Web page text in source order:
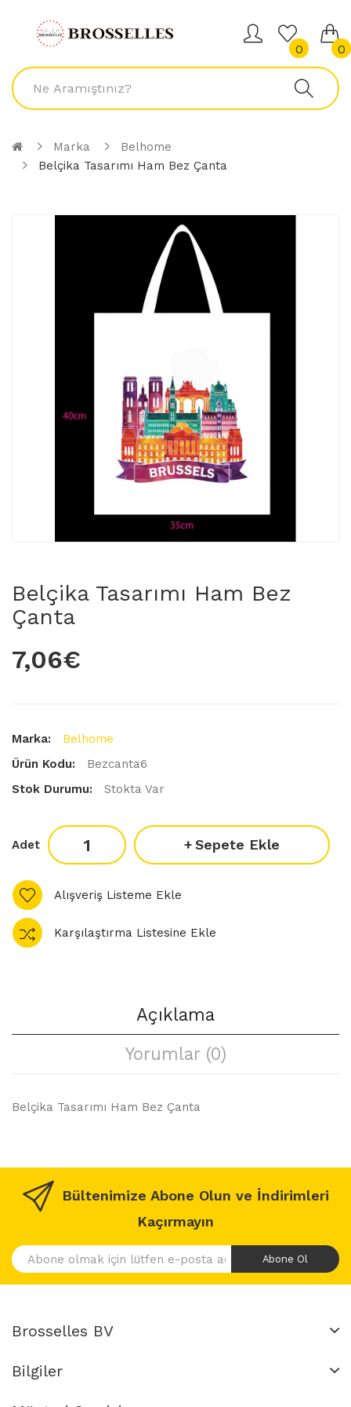
0 0
Marka
Belhome
Belçika Tasarımı Ham Bez Çanta
Belçika Tasarımı Ham Bez
Çanta
7,06€
Marka:
Belhome
Ürün Kodu:
Bezcanta6
Stok Durumu:
Stokta Var
Adet Sepete Ekle
Alışveriş Listeme Ekle
Karşılaştırma Listesine Ekle
Açıklama
Yorumlar (0)
Belçika Tasarımı Ham Bez Çanta
Bültenimize Abone Olun ve İndirimleri
Kaçırmayın
Abone Ol
Brosselles BV
Bilgiler